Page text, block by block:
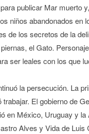
publicar Mar muerto
niños abandonados en
de los secretos de la
el Gato.
ser leales con los que
la persecución. La
El gobierno de
en México, Uruguay y
Alves y Vida de